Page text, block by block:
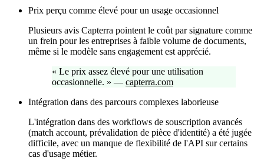
Prix perçu comme élevé pour un usage occasionnel
Plusieurs avis Capterra pointent le coût par signature comme
un frein pour les entreprises à faible volume de documents,
même si le modèle sans engagement est apprécié.
« Le prix assez élevé pour une utilisation
occasionnelle. » — capterra.com
Intégration dans des parcours complexes laborieuse
L'intégration dans des workflows de souscription avancés
(match account, prévalidation de pièce d'identité) a été jugée
difficile, avec un manque de flexibilité de l'API sur certains
cas d'usage métier.